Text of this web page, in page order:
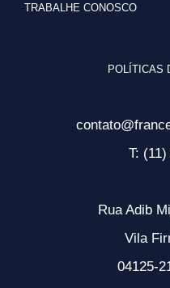
TRABALHE CONOSCO
POLÍTICAS
T:
Rua Adib
Vila
04125-